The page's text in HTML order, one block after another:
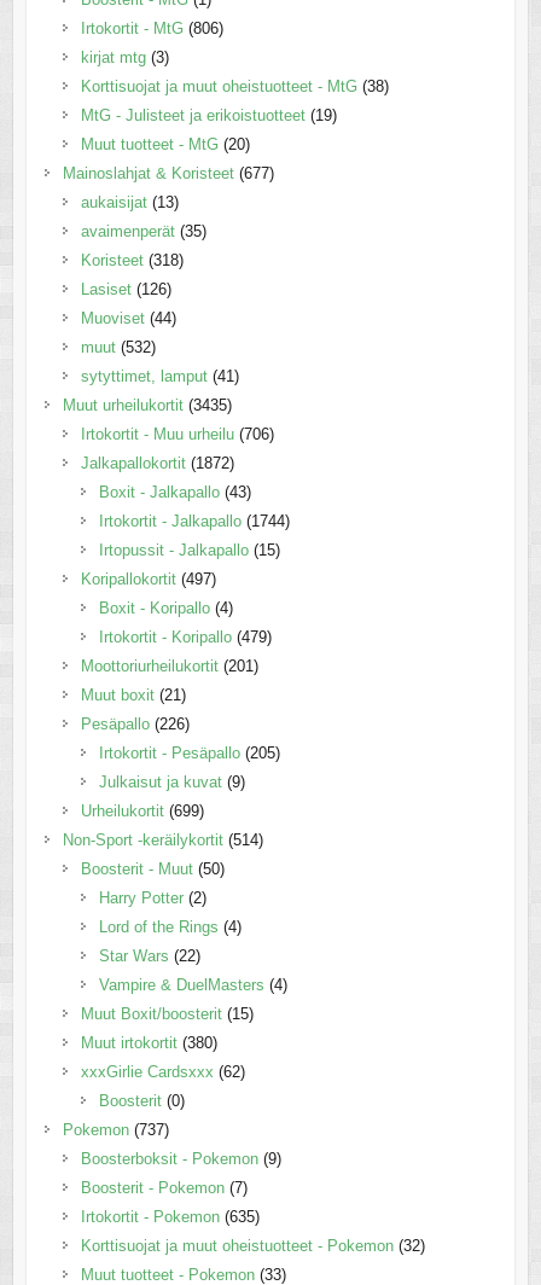
Irtokortit - MtG (806)
kirjat mtg (3)
Korttisuojat ja muut oheistuotteet - MtG (38)
MtG - Julisteet ja erikoistuotteet (19)
Muut tuotteet - MtG (20)
Mainoslahjat & Koristeet (677)
aukaisijat (13)
avaimenperät (35)
Koristeet (318)
Lasiset (126)
Muoviset (44)
muut (532)
sytyttimet, lamput (41)
Muut urheilukortit (3435)
Irtokortit - Muu urheilu (706)
Jalkapallokortit (1872)
Boxit - Jalkapallo (43)
Irtokortit - Jalkapallo (1744)
Irtopussit - Jalkapallo (15)
Koripallokortit (497)
Boxit - Koripallo (4)
Irtokortit - Koripallo (479)
Moottoriurheilukortit (201)
Muut boxit (21)
Pesäpallo (226)
Irtokortit - Pesäpallo (205)
Julkaisut ja kuvat (9)
Urheilukortit (699)
Non-Sport -keräilykortit (514)
Boosterit - Muut (50)
Harry Potter (2)
Lord of the Rings (4)
Star Wars (22)
Vampire & DuelMasters (4)
Muut Boxit/boosterit (15)
Muut irtokortit (380)
xxxGirlie Cardsxxx (62)
Boosterit (0)
Pokemon (737)
Boosterboksit - Pokemon (9)
Boosterit - Pokemon (7)
Irtokortit - Pokemon (635)
Korttisuojat ja muut oheistuotteet - Pokemon (32)
Muut tuotteet - Pokemon (33)